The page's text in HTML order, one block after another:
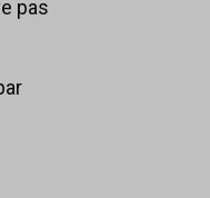
pas